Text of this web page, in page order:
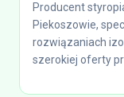
Producent
Piekoszowie,
rozwiązaniach
szerokiej oferty